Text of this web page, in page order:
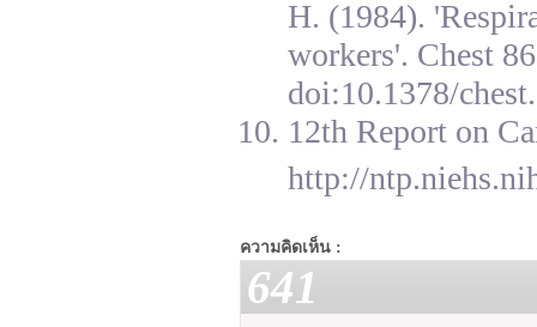
H. (1984).
workers'. Chest
doi:10.1378/
12th Report on
http://
ความคิดเห็น :
641